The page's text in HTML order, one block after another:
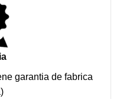
garantia de fabrica